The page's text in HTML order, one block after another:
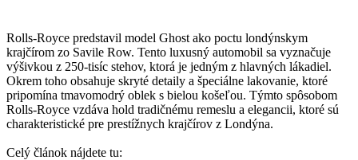
Rolls-Royce predstavil model Ghost ako poctu londýnskym
krajčírom zo Savile Row. Tento luxusný automobil sa vyznačuje
výšivkou z 250-tisíc stehov, ktorá je jedným z hlavných lákadiel.
Okrem toho obsahuje skryté detaily a špeciálne lakovanie, ktoré
pripomína tmavomodrý oblek s bielou košeľou. Týmto spôsobom
Rolls-Royce vzdáva hold tradičnému remeslu a elegancii, ktoré sú
charakteristické pre prestížnych krajčírov z Londýna.
Celý článok nájdete tu: